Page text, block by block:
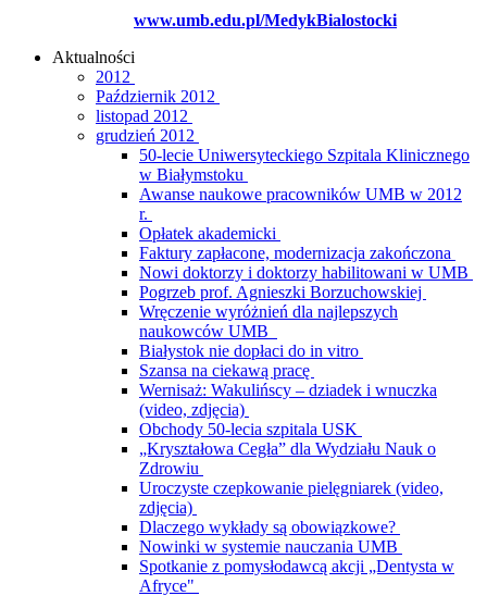
www.umb.edu.pl/MedykBialostocki
Aktualności
2012
Październik 2012
listopad 2012
grudzień 2012
50-lecie Uniwersyteckiego Szpitala Klinicznego
w Białymstoku
Awanse naukowe pracowników UMB w 2012
r.
Opłatek akademicki
Faktury zapłacone, modernizacja zakończona
Nowi doktorzy i doktorzy habilitowani w UMB
Pogrzeb prof. Agnieszki Borzuchowskiej
Wręczenie wyróżnień dla najlepszych
naukowców UMB
Białystok nie dopłaci do in vitro
Szansa na ciekawą pracę
Wernisaż: Wakulińscy – dziadek i wnuczka
(video, zdjęcia)
Obchody 50-lecia szpitala USK
„Kryształowa Cegła” dla Wydziału Nauk o
Zdrowiu
Uroczyste czepkowanie pielęgniarek (video,
zdjęcia)
Dlaczego wykłady są obowiązkowe?
Nowinki w systemie nauczania UMB
Spotkanie z pomysłodawcą akcji „Dentysta w
Afryce"